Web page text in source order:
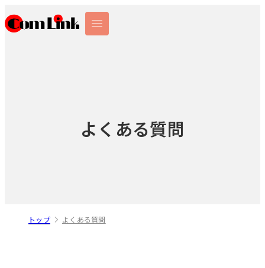
よくある質問
トップ よくある質問